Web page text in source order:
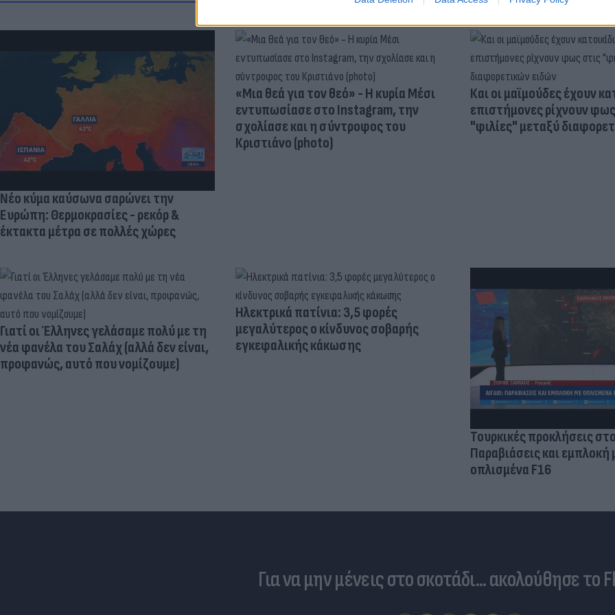
Νέο κύμα καύσωνα σαρώνει την
Ευρώπη: Θερμοκρασίες - ρεκόρ &
έκτακτα μέτρα σε πολλές χώρες
«Μια θεά για τον θεό» - Η κυρία Μέσι
εντυπωσίασε στο Instagram, την
σχολίασε και η σύντροφος του
Κριστιάνο (photo)
Και οι μαϊμούδες έχουν
επιστήμονες ρίχνουν
"φιλίες" μεταξύ
Γιατί οι Έλληνες γελάσαμε πολύ με τη
νέα φανέλα του Σαλάχ (αλλά δεν είναι,
προφανώς, αυτό που νομίζουμε)
Ηλεκτρικά πατίνια: 3,5 φορές
μεγαλύτερος ο κίνδυνος σοβαρής
εγκεφαλικής κάκωσης
Τουρκικές προκλήσεις
Παραβιάσεις και εμπλοκή
οπλισμένα F16
Για να μην μένεις στο σκοτάδι... ακολούθησε το